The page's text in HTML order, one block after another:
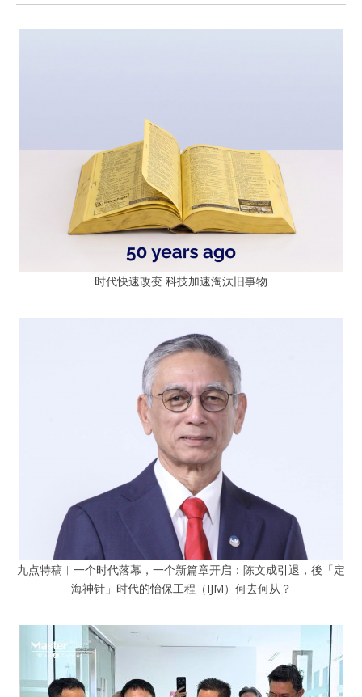
时代快速改变 科技加速淘汰旧事物
九点特稿︱一个时代落幕，一个新篇章开启：陈文成引退，後「定
海神针」时代的怡保工程（IJM）何去何从？